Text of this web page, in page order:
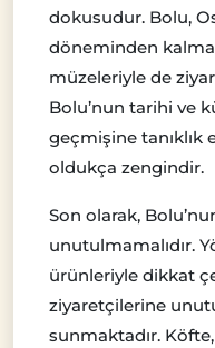
dokusudur. Bolu,
döneminden kalma
müzeleriyle de
Bolu’nun tarihi ve
geçmişine tanıklık
oldukça zengindir.
Son olarak,
unutulmamalıdır.
ürünleriyle dikkat
ziyaretçilerine
sunmaktadır.